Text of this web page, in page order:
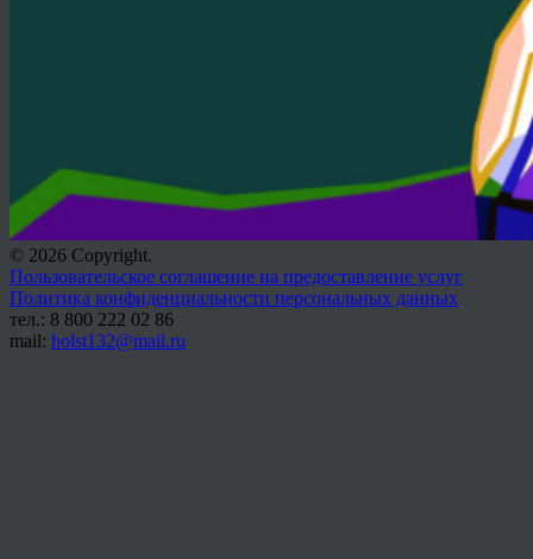
© 2026 Copyright.
Пользовательское соглашение на предоставление услуг
Политика конфиденциальности персональных данных
тел.: 8 800 222 02 86
mail: holst132@mail.ru